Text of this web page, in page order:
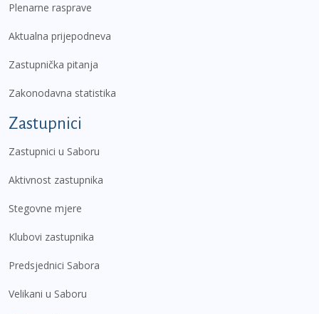
Plenarne rasprave
Aktualna prijepodneva
Zastupnička pitanja
Zakonodavna statistika
Zastupnici
Zastupnici u Saboru
Aktivnost zastupnika
Stegovne mjere
Klubovi zastupnika
Predsjednici Sabora
Velikani u Saboru